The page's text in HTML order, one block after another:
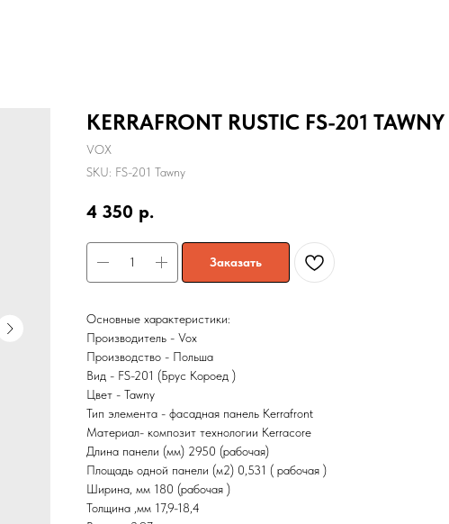
KERRAFRONT RUSTIC FS-201 TAWNY
VOX
SKU: FS-201 Tawny
4 350 р.
Заказать
Основные характеристики:
Производитель - Vox
Производство - Польша
Вид - FS-201 (Брус Короед )
Цвет - Tawny
Тип элемента - фасадная панель Kerrafront
Материал- композит технологии Kerracore
Длина панели (мм) 2950 (рабочая)
Площадь одной панели (м2) 0,531 ( рабочая )
Ширина, мм 180 (рабочая )
Толщина ,мм 17,9-18,4